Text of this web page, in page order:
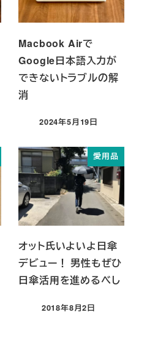
Macbook Airで
Google日本語入力が
できないトラブルの解
消
投稿日
2024年5月19日
愛用品
オット氏いよいよ日傘
デビュー！ 男性もぜひ
日傘活用を進めるべし
投稿日
2018年8月2日